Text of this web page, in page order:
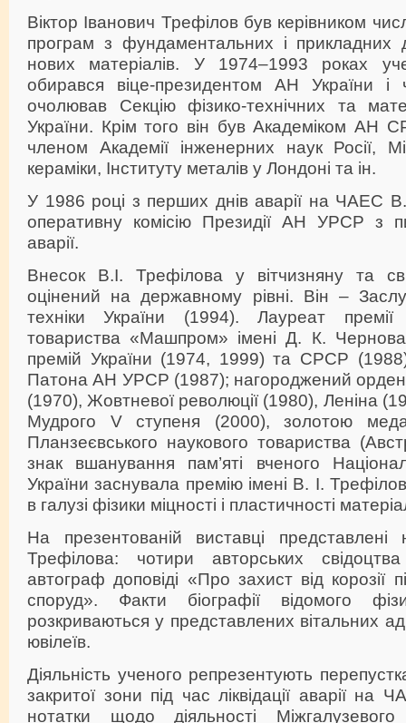
Віктор Іванович Трефілов був керівником
програм з фундаментальних і прикладних
нових матеріалів. У 1974–1993 роках
обирався віце-президентом АН України і
очолював Секцію фізико-технічних та
України. Крім того він був Академіком АН
членом Академії інженерних наук Росії,
кераміки, Інституту металів у Лондоні та ін.
У 1986 році з перших днів аварії на ЧАЕС
оперативну комісію Президії АН УРСР з
аварії.
Внесок В.І. Трефілова у вітчизняну та
оцінений на державному рівні. Він –
техніки України (1994). Лауреат премії
товариства «Машпром» імені Д. К.
премій України (1974, 1999) та СРСР
Патона АН УРСР (1987); нагороджений
(1970), Жовтневої революції (1980), Леніна
Мудрого V ступеня (2000), золотою
Планзеєвського наукового товариства
знак вшанування пам’яті вченого
України заснувала премію імені В. І.
в галузі фізики міцності і пластичності
На презентованій виставці представлені
Трефілова: чотири авторських
автограф доповіді «Про захист від корозії
споруд». Факти біографії відомого
розкриваються у представлених вітальних
ювілеїв.
Діяльність ученого репрезентують
закритої зони під час ліквідації аварії на
нотатки щодо діяльності Міжгалузевого